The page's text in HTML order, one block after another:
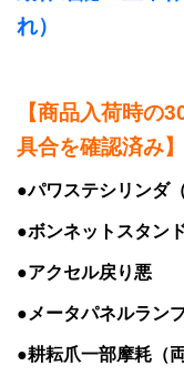
れ）
【商品入荷時の
具合を確認済み】
●パワステシリンダ
●ボンネットスタン
●アクセル戻り悪
●メータパネルラン
●耕耘爪一部摩耗（両